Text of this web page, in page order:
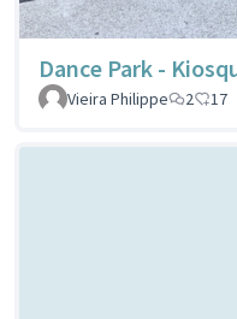
Dance Park -
Vieira Philippe
2 17